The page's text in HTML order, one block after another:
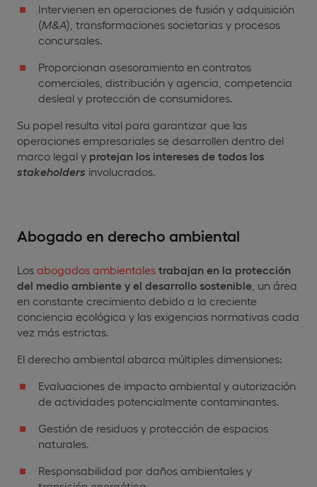
Intervienen en operaciones de fusión y adquisición
(M&A), transformaciones societarias y procesos
concursales.
Proporcionan asesoramiento en contratos
comerciales, distribución y agencia, competencia
desleal y protección de consumidores.
Su papel resulta vital para garantizar que las
operaciones empresariales se desarrollen dentro del
marco legal y protejan los intereses de todos los
stakeholders involucrados.
Abogado en derecho ambiental
Los abogados ambientales trabajan en la protección
del medio ambiente y el desarrollo sostenible , un área
en constante crecimiento debido a la creciente
conciencia ecológica y las exigencias normativas cada
vez más estrictas.
El derecho ambiental abarca múltiples dimensiones:
Evaluaciones de impacto ambiental y autorización
de actividades potencialmente contaminantes.
Gestión de residuos y protección de espacios
naturales.
Responsabilidad por daños ambientales y